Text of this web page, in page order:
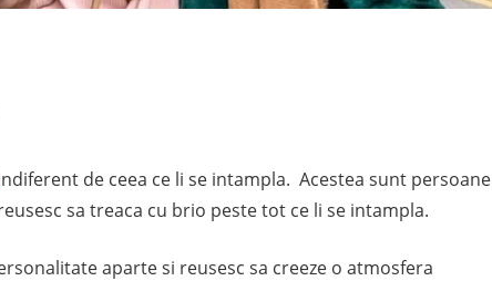
de ceea ce li se intampla. Acestea sunt persoane
sa treaca cu brio peste tot ce li se intampla.
aparte si reusesc sa creeze o atmosfera